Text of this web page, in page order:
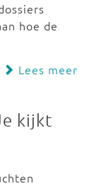
hoe de
Lees meer
kijkt